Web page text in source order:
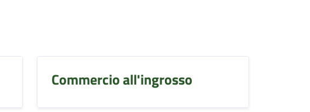
Commercio all'ingrosso